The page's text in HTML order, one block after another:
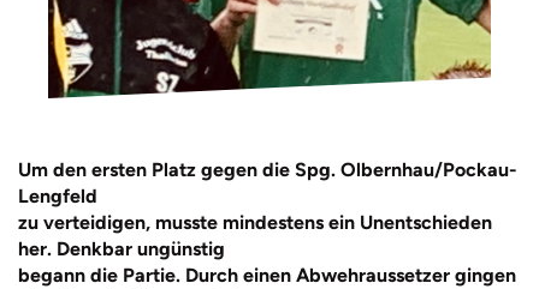
Um den ersten Platz gegen die Spg. Olbernhau/Pockau-
Lengfeld
zu verteidigen, musste mindestens ein Unentschieden
her. Denkbar ungünstig
begann die Partie. Durch einen Abwehraussetzer gingen